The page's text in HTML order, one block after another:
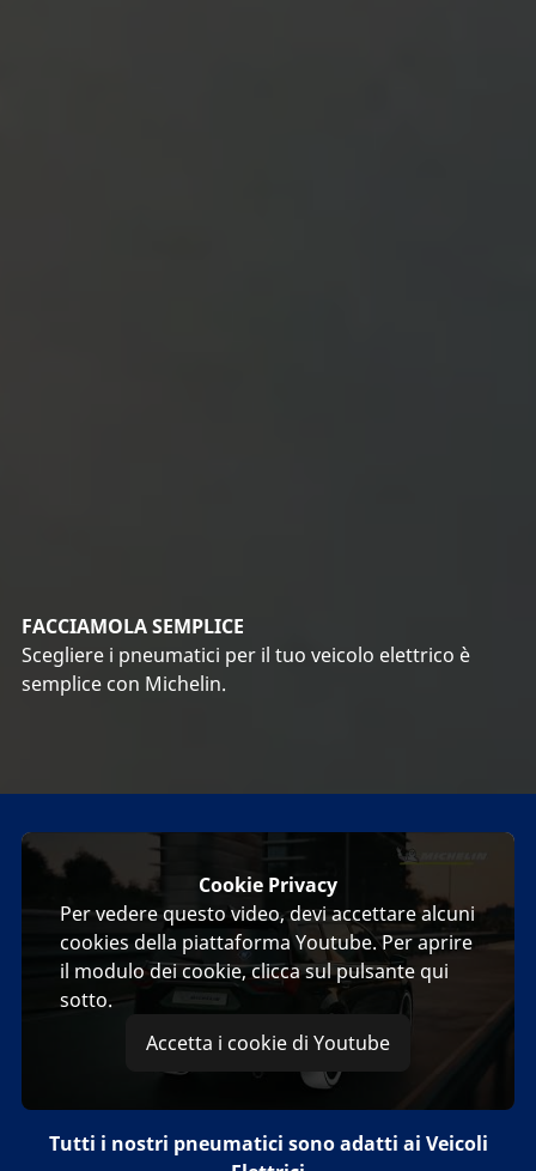
FACCIAMOLA SEMPLICE
Scegliere i pneumatici per il tuo veicolo elettrico è
semplice con Michelin.
Cookie Privacy
Per vedere questo video, devi accettare alcuni
cookies della piattaforma Youtube. Per aprire
il modulo dei cookie, clicca sul pulsante qui
sotto.
Accetta i cookie di Youtube
Tutti i nostri pneumatici sono adatti ai Veicoli